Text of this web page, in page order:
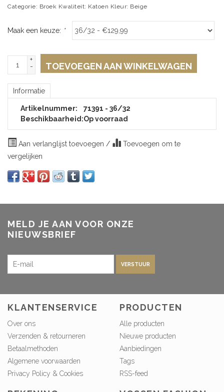
Categorie: Broek Kwaliteit: Katoen Kleur: Beige
Maak een keuze: *
+
-
TOEVOEGEN AAN WINKELWAGEN
Informatie
Artikelnummer:
71391 - 36/32
Beschikbaarheid:Op voorraad
Aan verlanglijst toevoegen /
Toevoegen om te
vergelijken
MELD JE AAN VOOR ONZE
NIEUWSBRIEF
VERSTUUR
KLANTENSERVICE
Over ons
Verzenden & retourneren
Betaalmethoden
Algemene voorwaarden
Privacy Policy & Cookies
PRODUCTEN
Alle producten
Nieuwe producten
Aanbiedingen
Tags
RSS-feed